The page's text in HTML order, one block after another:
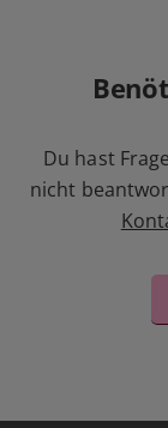
Du hast
nicht